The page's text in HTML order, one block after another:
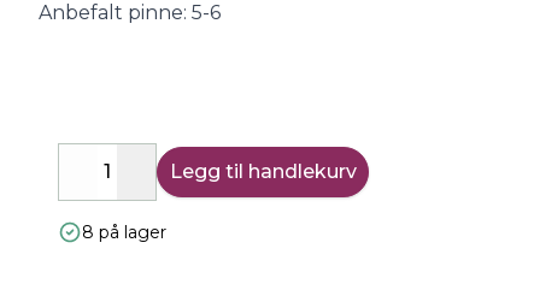
Anbefalt pinne: 5-6
DecreaseIncrease
Legg til handlekurv
8 på lager